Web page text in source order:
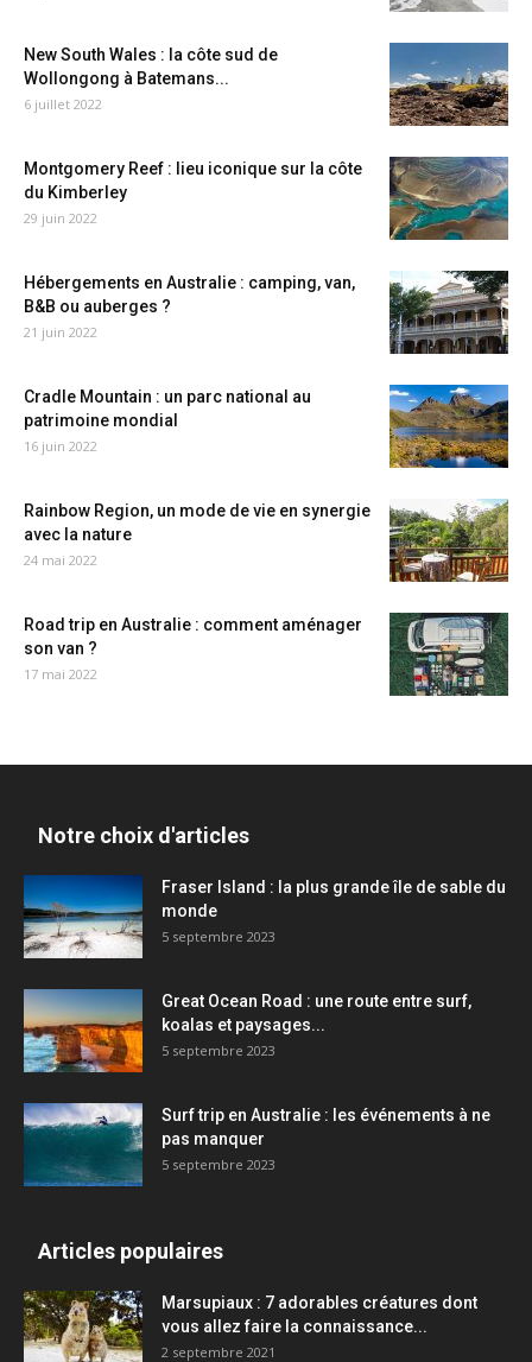
New South Wales : la côte sud de
Wollongong à Batemans...
6 juillet 2022
Montgomery Reef : lieu iconique sur la côte
du Kimberley
29 juin 2022
Hébergements en Australie : camping, van,
B&B ou auberges ?
21 juin 2022
Cradle Mountain : un parc national au
patrimoine mondial
16 juin 2022
Rainbow Region, un mode de vie en synergie
avec la nature
24 mai 2022
Road trip en Australie : comment aménager
son van ?
17 mai 2022
Notre choix d'articles
Fraser Island : la plus grande île de sable du
monde
5 septembre 2023
Great Ocean Road : une route entre surf,
koalas et paysages...
5 septembre 2023
Surf trip en Australie : les événements à ne
pas manquer
5 septembre 2023
Articles populaires
Marsupiaux : 7 adorables créatures dont
vous allez faire la connaissance...
2 septembre 2021